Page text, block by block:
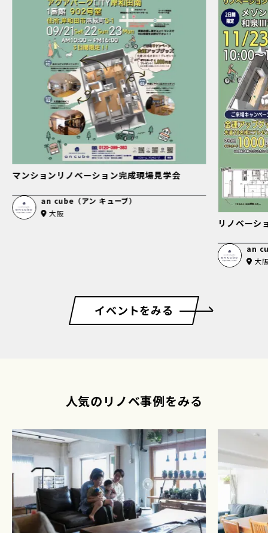
マンションリノベーション完成現場見学会
an cube（アン キューブ）
大阪
リノベーシ
an
大
イベントをみる
人気のリノベ事例をみる